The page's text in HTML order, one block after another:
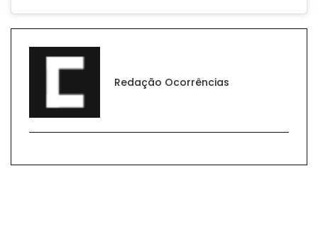
Redação Ocorrências